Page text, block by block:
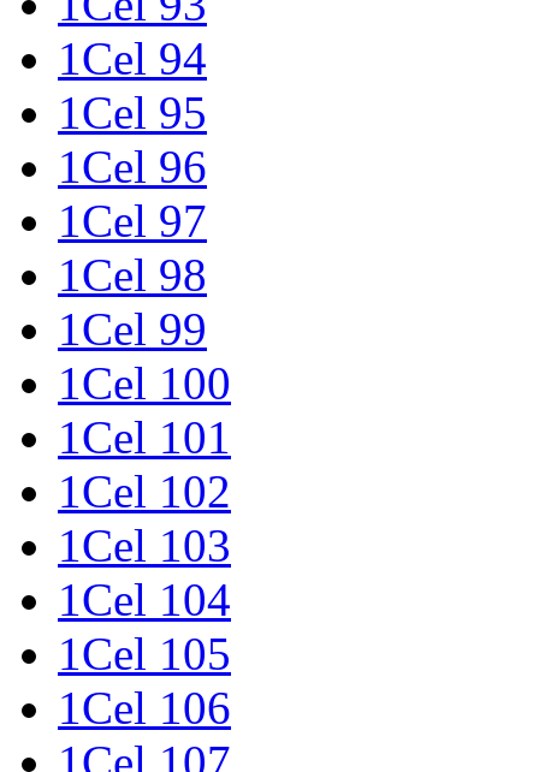
1Cel 94
1Cel 95
1Cel 96
1Cel 97
1Cel 98
1Cel 99
1Cel 100
1Cel 101
1Cel 102
1Cel 103
1Cel 104
1Cel 105
1Cel 106
1Cel 107